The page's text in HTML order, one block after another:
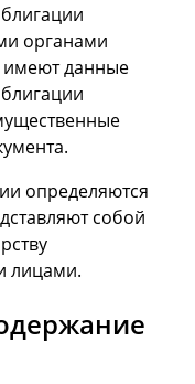
органами
имеют данные
определяются
собой
лицами.